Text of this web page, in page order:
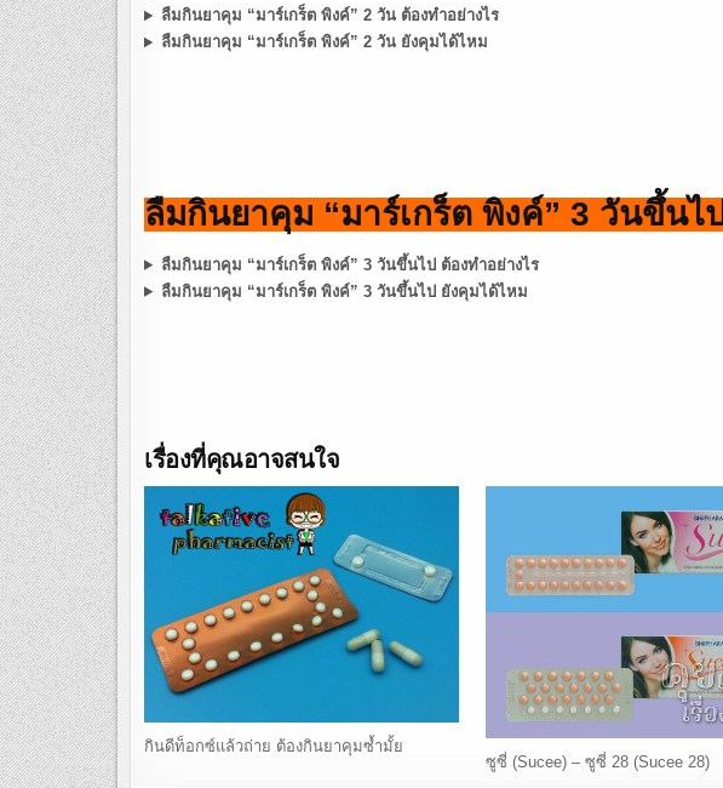
ลืมกินยาคุม “มาร์เกร็ต พิงค์” 2 วัน ต้องทำอย่างไร
ลืมกินยาคุม “มาร์เกร็ต พิงค์” 2 วัน ยังคุมได้ไหม
ลืมกินยาคุม “มาร์เกร็ต พิงค์” 3 วันขึ้นไป
ลืมกินยาคุม “มาร์เกร็ต พิงค์” 3 วันขึ้นไป ต้องทำอย่างไร
ลืมกินยาคุม “มาร์เกร็ต พิงค์” 3 วันขึ้นไป ยังคุมได้ไหม
เรื่องที่คุณอาจสนใจ
กินดีท็อกซ์แล้วถ่าย ต้องกินยาคุมซ้ำมั้ย
ซูซี่ (Sucee) – ซูซี่ 28 (Sucee 28)